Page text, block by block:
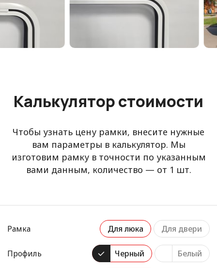
Калькулятор стоимости
Чтобы узнать цену рамки, внесите нужные
вам параметры в калькулятор. Мы
изготовим рамку в точности по указанным
вами данным, количество — от 1 шт.
Рамка Для люка Для двери
Профиль Черный Белый